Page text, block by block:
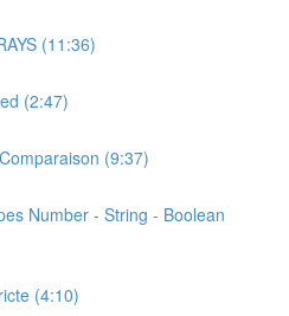
(11:36)
(2:47)
(9:37)
Number - String - Boolean
(4:10)